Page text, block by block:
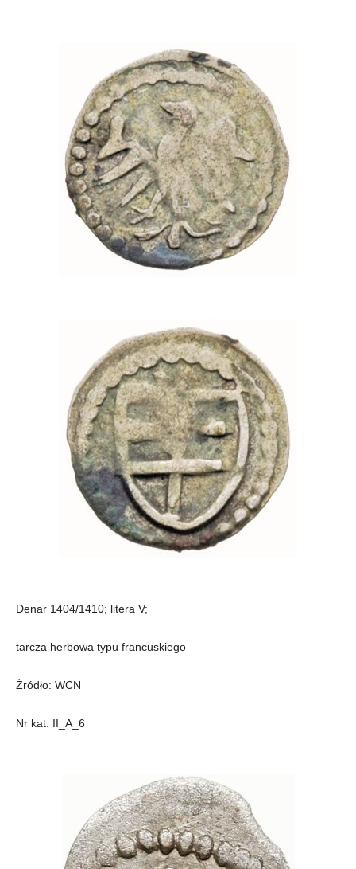
Denar 1404/1410; litera V;
tarcza herbowa typu francuskiego
Źródło: WCN
Nr kat. II_A_6